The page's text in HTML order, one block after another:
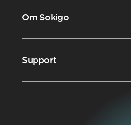
Videobibliotek
Om Sokigo
Support